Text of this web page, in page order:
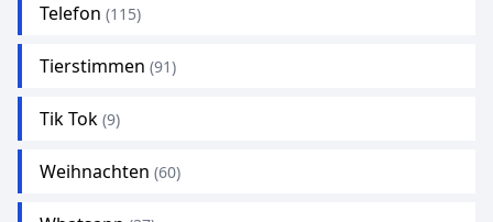
Telefon (115)
Tierstimmen (91)
Tik Tok (9)
Weihnachten (60)